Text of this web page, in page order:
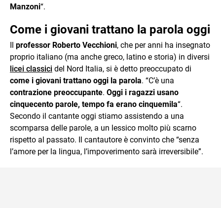
Manzoni“.
Come i giovani trattano la parola oggi
Il professor Roberto Vecchioni, che per anni ha insegnato
proprio italiano (ma anche greco, latino e storia) in diversi
licei classici del Nord Italia, si è detto preoccupato di
come i giovani trattano oggi la parola. “C’è una
contrazione preoccupante. Oggi i ragazzi usano
cinquecento parole, tempo fa erano cinquemila“.
Secondo il cantante oggi stiamo assistendo a una
scomparsa delle parole, a un lessico molto più scarno
rispetto al passato. Il cantautore è convinto che “senza
l’amore per la lingua, l’impoverimento sarà irreversibile”.